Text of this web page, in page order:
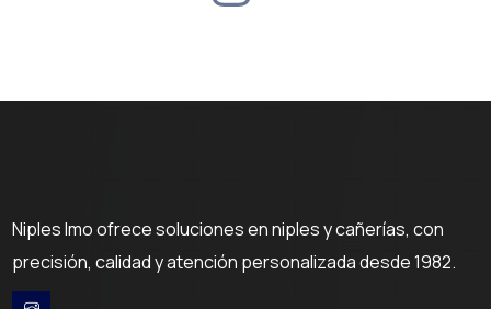
Niples Imo ofrece soluciones en niples y cañerías, con
precisión, calidad y atención personalizada desde 1982.